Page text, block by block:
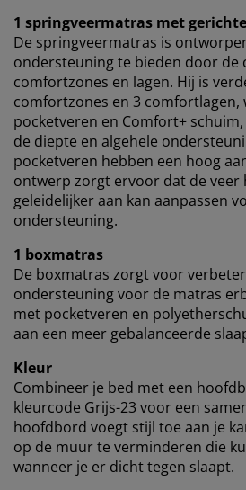
1 springveermatras met
De springveermatras is
ondersteuning te bieden door de
comfortzones en lagen. Hij is
comfortzones en 3 comfortlagen,
pocketveren en Comfort+
de diepte en algehele
pocketveren hebben een hoog
ontwerp zorgt ervoor dat de veer
geleidelijker aan kan aanpassen
ondersteuning.
1 boxmatras
De boxmatras zorgt voor
ondersteuning voor de matras
met pocketveren en
aan een meer gebalanceerde
Kleur
Combineer je bed met een
kleurcode Grijs-23 voor een
hoofdbord voegt stijl toe aan je
op de muur te verminderen die
wanneer je er dicht tegen slaapt.